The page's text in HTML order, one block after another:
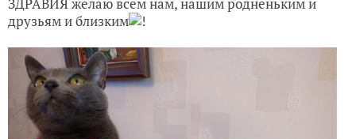
ЗДРАВИЯ желаю всем нам, нашим родненьким и
друзьям и близким
!